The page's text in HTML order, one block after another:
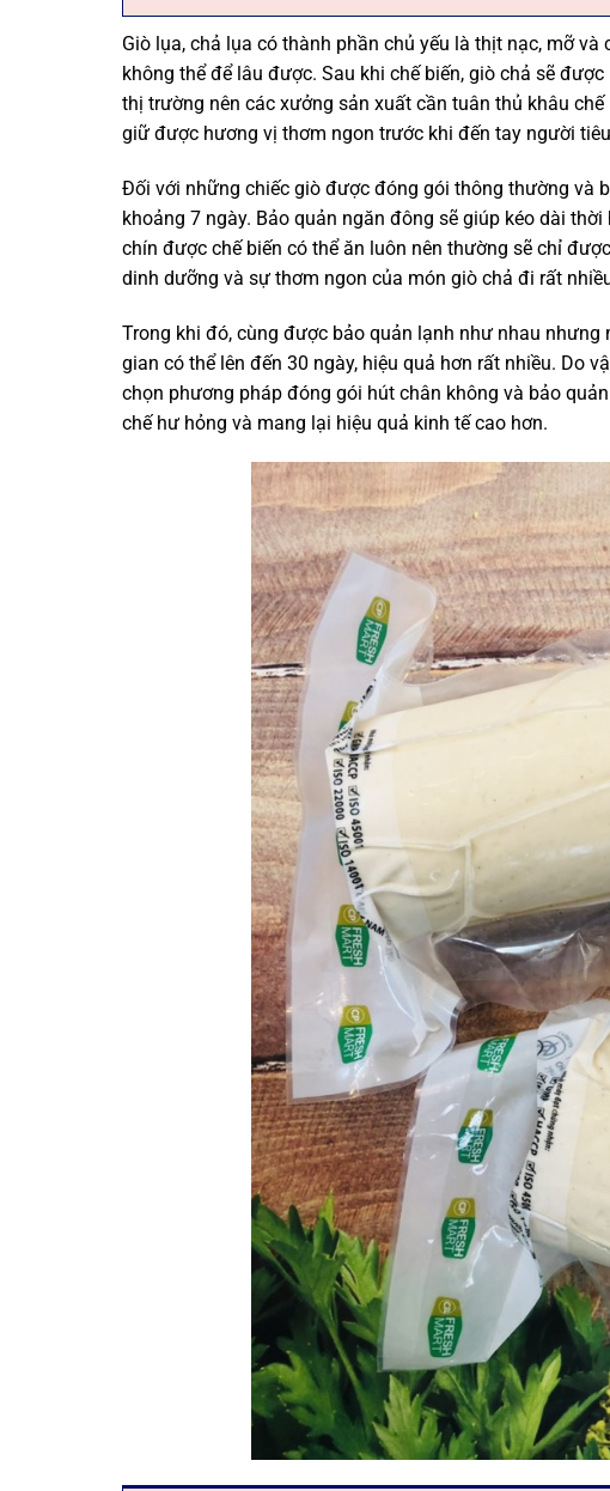
Giò lụa, chả lụa có thành phần chủ yếu là thịt nạc, mỡ
không thể để lâu được. Sau khi chế biến, giò chả sẽ
thị trường nên các xưởng sản xuất cần tuân thủ khâu
giữ được hương vị thơm ngon trước khi đến tay người
Đối với những chiếc giò được đóng gói thông thường và
khoảng 7 ngày. Bảo quản ngăn đông sẽ giúp kéo dài
chín được chế biến có thể ăn luôn nên thường sẽ chỉ
dinh dưỡng và sự thơm ngon của món giò chả đi rất
Trong khi đó, cùng được bảo quản lạnh như nhau
gian có thể lên đến 30 ngày, hiệu quả hơn rất nhiều. Do
chọn phương pháp đóng gói hút chân không và bảo
chế hư hỏng và mang lại hiệu quả kinh tế cao hơn.